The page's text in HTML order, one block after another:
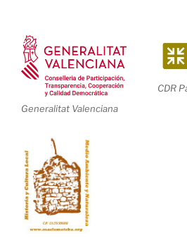
Generalitat Valenciana
CDR